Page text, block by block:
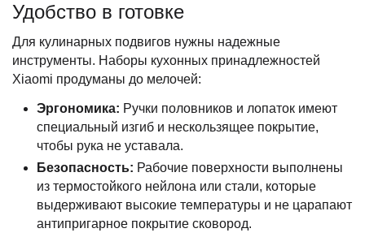
Удобство в готовке
Для кулинарных подвигов нужны надежные
инструменты. Наборы кухонных принадлежностей
Xiaomi продуманы до мелочей:
Эргономика: Ручки половников и лопаток имеют
специальный изгиб и нескользящее покрытие,
чтобы рука не уставала.
Безопасность: Рабочие поверхности выполнены
из термостойкого нейлона или стали, которые
выдерживают высокие температуры и не царапают
антипригарное покрытие сковород.